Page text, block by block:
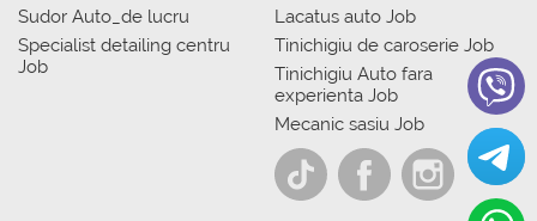
Sudor Auto_de lucru
Specialist detailing centru
Job
Lacatus auto Job
Tinichigiu de caroserie Job
Tinichigiu Auto fara
experienta Job
Mecanic sasiu Job